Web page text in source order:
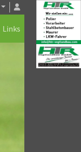
Links